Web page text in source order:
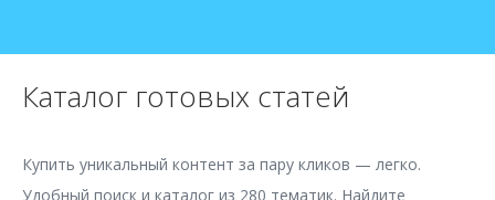
Каталог готовых статей
Купить уникальный контент за пару кликов — легко.
Удобный поиск и каталог из 280 тематик. Найдите